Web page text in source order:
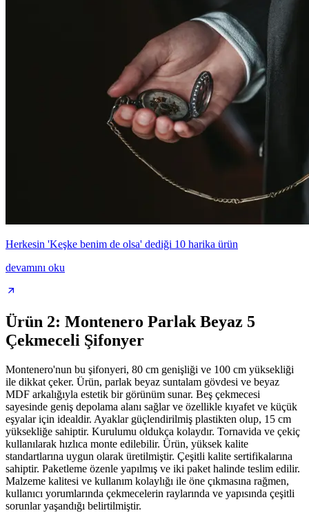
Herkesin 'Keşke benim de olsa' dediği 10 harika ürün
devamını oku
Ürün 2: Montenero Parlak Beyaz 5
Çekmeceli Şifonyer
Montenero'nun bu şifonyeri, 80 cm genişliği ve 100 cm yüksekliği
ile dikkat çeker. Ürün, parlak beyaz suntalam gövdesi ve beyaz
MDF arkalığıyla estetik bir görünüm sunar. Beş çekmecesi
sayesinde geniş depolama alanı sağlar ve özellikle kıyafet ve küçük
eşyalar için idealdir. Ayaklar güçlendirilmiş plastikten olup, 15 cm
yüksekliğe sahiptir. Kurulumu oldukça kolaydır. Tornavida ve çekiç
kullanılarak hızlıca monte edilebilir. Ürün, yüksek kalite
standartlarına uygun olarak üretilmiştir. Çeşitli kalite sertifikalarına
sahiptir. Paketleme özenle yapılmış ve iki paket halinde teslim edilir.
Malzeme kalitesi ve kullanım kolaylığı ile öne çıkmasına rağmen,
kullanıcı yorumlarında çekmecelerin raylarında ve yapısında çeşitli
sorunlar yaşandığı belirtilmiştir.